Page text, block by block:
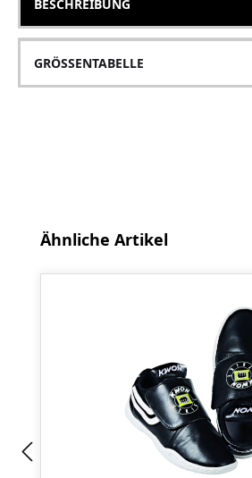
BESCHREIBUNG
GRÖSSENTABELLE
Produktgalerie überspringen
Ähnliche Artikel